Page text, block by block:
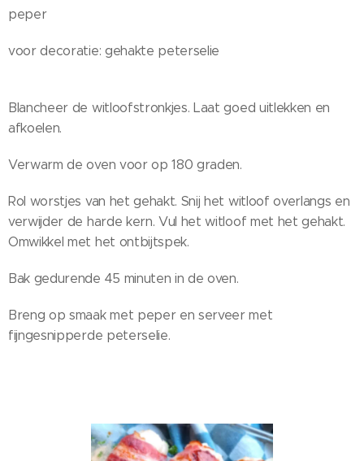
peper
voor decoratie: gehakte peterselie
Blancheer de witloofstronkjes. Laat goed uitlekken en
afkoelen.
Verwarm de oven voor op 180 graden.
Rol worstjes van het gehakt. Snij het witloof overlangs en
verwijder de harde kern. Vul het witloof met het gehakt.
Omwikkel met het ontbijtspek.
Bak gedurende 45 minuten in de oven.
Breng op smaak met peper en serveer met
fijngesnipperde peterselie.